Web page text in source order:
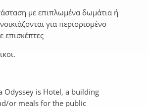
με επιπλωμένα δωμάτια ή
για περιορισμένο
επισκέπτες
Odyssey is Hotel, a building
or meals for the public